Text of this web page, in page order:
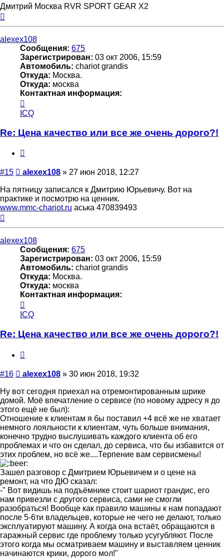
Дмитрий Москва RVR SPORT GEAR X2
alexex108
Сообщения: 675
Зарегистрирован: 03 окт 2006, 15:59
Автомобиль: chariot grandis
Откуда: Москва.
Откуда: москва
Контактная информация:
информация
пользователя
ICQ
Re: Цена качество или все же очень дорого?!
#15 Сообщение
alexex108 » 27 июн 2018, 12:27
На пятницу записался к Дмитрию Юрьевичу. Вот на
практике и посмотрю на ценник.
www.mmc-chariot.ru аська 470839493
к
alexex108
Сообщения: 675
Зарегистрирован: 03 окт 2006, 15:59
Автомобиль: chariot grandis
Откуда: Москва.
Откуда: москва
Контактная информация:
информация
пользователя
alexex108
ICQ
Re: Цена качество или все же очень дорого?!
#16 Сообщение
alexex108 » 30 июн 2018, 19:32
Ну вот сегодня приехал на отремонтированным шрике
домой. Моё впечатление о сервисе (по новому адресу я до
этого ещё не был):
Отношение к клиентам я бы поставил +4 всё же не хватает
немного лояльности к клиентам, чуть больше внимания,
конечно трудно выслушивать каждого клиента об его
проблемах и что он сделал, до сервиса, что бы избавится от
этих проблем, но всё же....Терпение вам сервисмены!
Зашел разговор с Дмитрием Юрьевичем и о цене на
ремонт, на что ДЮ сказал:
-" Вот видишь на подъёмнике стоит шариот грандис, его
нам привезли с другого сервиса, сами не смогли
разобраться! Вообще как правило машины к нам попадают
после 5-6ти владельцев, которые не чего не делают, только
эксплуатируют машину. А когда она встаёт, обращаются в
гаражный сервис где проблему только усугубляют. После
этого когда мы осматриваем машину и выставляем ценник
начинаются крики, дорого мол!"